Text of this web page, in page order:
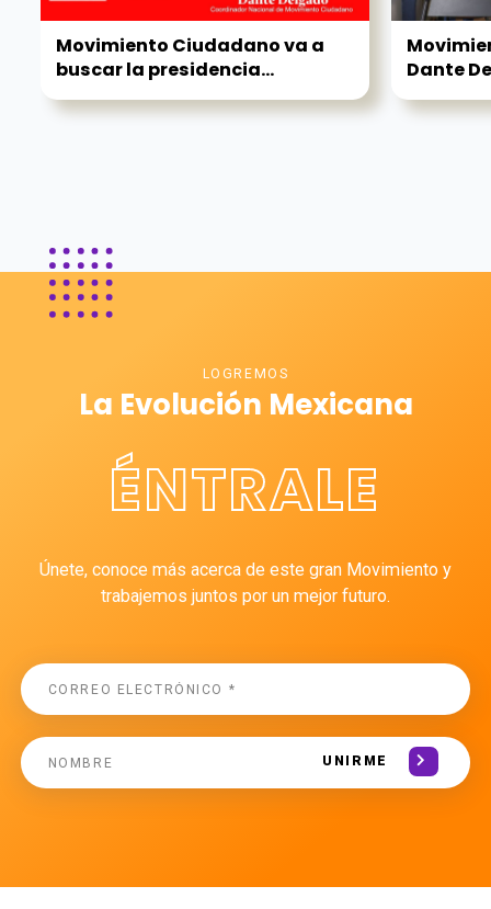
Movimiento Ciudadano va a
buscar la presidencia...
Dante
LOGREMOS
La Evolución Mexicana
ÉNTRALE
Únete, conoce más acerca de este gran Movimiento y
trabajemos juntos por un mejor futuro.
UNIRME